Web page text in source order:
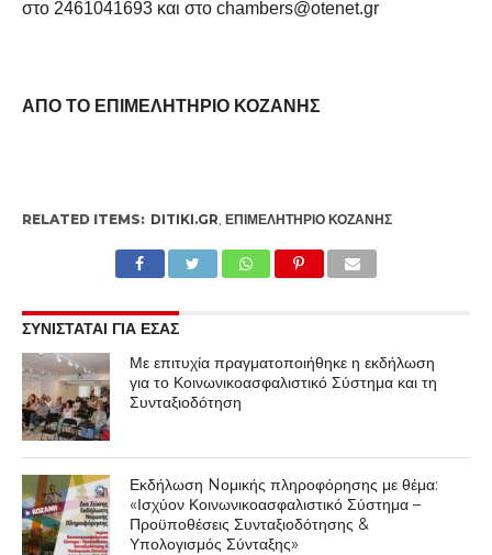
στο 2461041693 και στο chambers@otenet.gr
ΑΠΟ ΤΟ ΕΠΙΜΕΛΗΤΗΡΙΟ ΚΟΖΑΝΗΣ
RELATED ITEMS: DITIKI.GR ΕΠΙΜΕΛΗΤΉΡΙΟ ΚΟΖΆΝΗΣ
ΣΥΝΙΣΤΑΤΑΙ ΓΙΑ ΕΣΑΣ
Με επιτυχία πραγματοποιήθηκε η εκδήλωση
για το Κοινωνικοασφαλιστικό Σύστημα και τη
Συνταξιοδότηση
Εκδήλωση Nομικής πληροφόρησης με θέμα:
«Ισχύον Κοινωνικοασφαλιστικό Σύστημα –
Προϋποθέσεις Συνταξιοδότησης &
Υπολογισμός Σύνταξης»